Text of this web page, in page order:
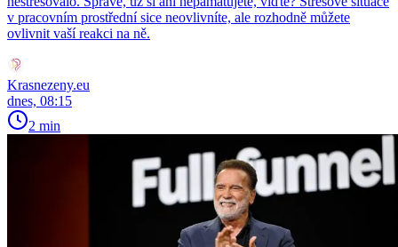
v pracovním prostřední sice neovlivníte, ale rozhodně můžete
ovlivnit vaší reakci na ně.
Krasnezeny.eu
dnes, 08:15
2 min